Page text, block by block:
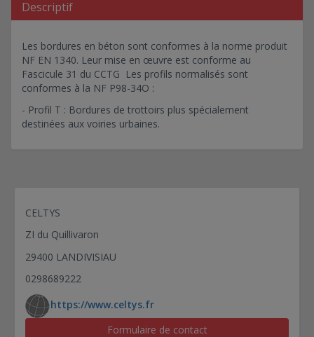
Descriptif
Les bordures en béton sont conformes à la norme produit
NF EN 1340. Leur mise en œuvre est conforme au
Fascicule 31 du CCTG Les profils normalisés sont
conformes à la NF P98-34O :
- Profil T : Bordures de trottoirs plus spécialement
destinées aux voiries urbaines.
CELTYS
ZI du Quillivaron
29400 LANDIVISIAU
0298689222
https://www.celtys.fr
Formulaire de contact